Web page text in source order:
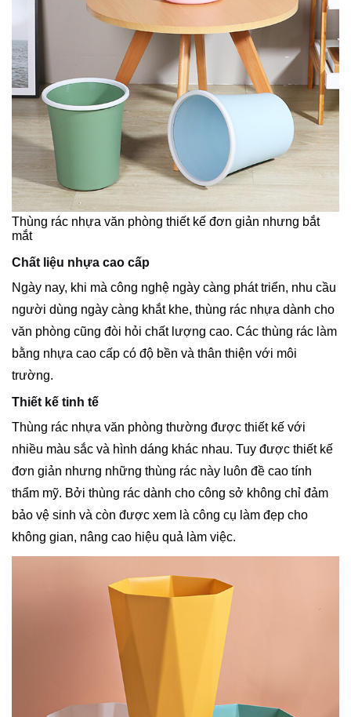
Thùng rác nhựa văn phòng thiết kế đơn giản nhưng bắt
mắt
Chất liệu nhựa cao cấp
Ngày nay, khi mà công nghệ ngày càng phát triển, nhu cầu
người dùng ngày càng khắt khe, thùng rác nhựa dành cho
văn phòng cũng đòi hỏi chất lượng cao. Các thùng rác làm
bằng nhựa cao cấp có độ bền và thân thiện với môi
trường.
Thiết kế tinh tế
Thùng rác nhựa văn phòng thường được thiết kế với
nhiều màu sắc và hình dáng khác nhau. Tuy được thiết kế
đơn giản nhưng những thùng rác này luôn đề cao tính
thẩm mỹ. Bởi thùng rác dành cho công sở không chỉ đảm
bảo vệ sinh và còn được xem là công cụ làm đẹp cho
không gian, nâng cao hiệu quả làm việc.